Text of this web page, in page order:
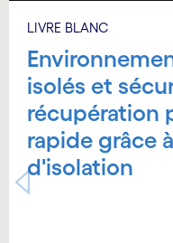
LIVRE BLANC
isolés et
récupération
rapide grâce
d'isolation